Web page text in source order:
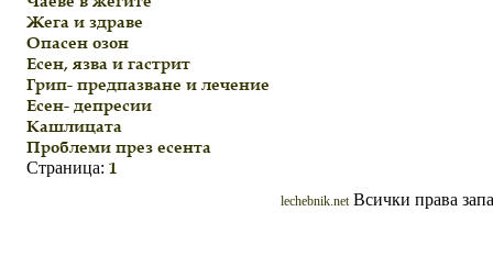
Жега и здраве
Опасен озон
Есен, язва и гастрит
Грип- предпазване и лечение
Eсен- депресии
Кашлицата
Проблеми през есента
Страница: 1
lechebnik.net Всички права